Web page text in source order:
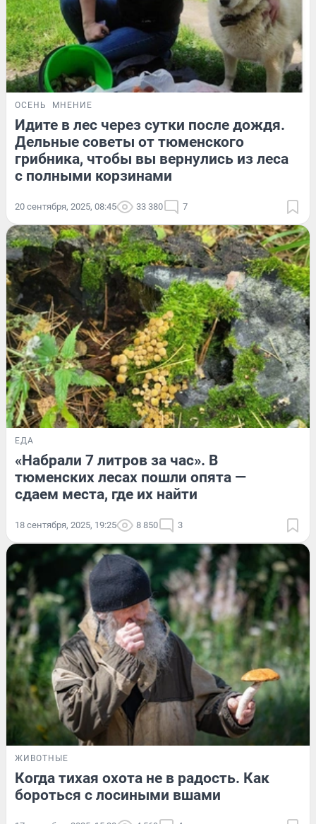
ОСЕНЬ МНЕНИЕ
Идите в лес через сутки после дождя.
Дельные советы от тюменского
грибника, чтобы вы вернулись из леса
с полными корзинами
20 сентября, 2025, 08:45 33 380 7
ЕДА
«Набрали 7 литров за час». В
тюменских лесах пошли опята —
сдаем места, где их найти
18 сентября, 2025, 19:25 8 850 3
ЖИВОТНЫЕ
Когда тихая охота не в радость. Как
бороться с лосиными вшами